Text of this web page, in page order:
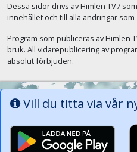
Vill du titta via vår
Dessa sidor drivs av Himlen TV7
innehållet och till alla ändringar
Program som publiceras av Himlen
bruk. All vidarepublicering av
absolut förbjuden.
Alla tungor ska
är Herren, Gud